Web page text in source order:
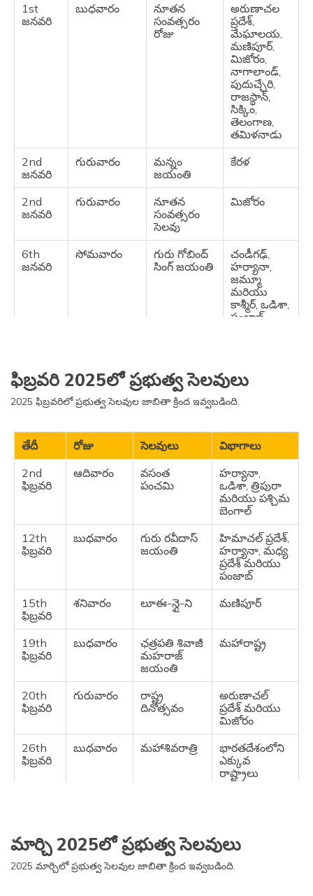
1st
జనవరి
బుధవారం
నూతన
సంవత్సరం
రోజు
అరుణాచల
ప్రదేశ్,
మేఘాలయ,
మణిపూర్,
మిజోరం,
నాగాలాండ్,
పుదుచ్చేరి,
రాజస్థాన్,
సిక్కిం,
తెలంగాణ,
తమిళనాడు
2nd
జనవరి
గురువారం
మన్నం
జయంతి
కేరళ
2nd
జనవరి
గురువారం
నూతన
సంవత్సరం
సెలవు
మిజోరం
6th
జనవరి
సోమవారం
గురు గోబింద్
సింగ్ జయంతి
చండీగఢ్,
హర్యానా,
జమ్మూ
మరియు
కాశ్మీర్, ఒడిశా,
పంజాబ్,
జనవరి
12th
జనవరి
ఆదివారం
స్వామి
వివేకానంద
పశ్చిమ
బెంగాల్
12th
జనవరి
ఆదివారం గాన్-న్గాయి మణిపూర్
14th
పొంగల్
ఆంధ్రప్రదేశ్,
అరుణాచల
ప్రదేశ్,
పుదుచ్చేరి,
తమిళనాడు
అస్సాం
14th
జనవరి
మంగళవారం
మకర
గుజరాత్,
తెలంగాణ
14th
హజ్రత్ అలీ
జయంతి
15th
జనవరి
బుధవారం
తిరువల్లువర్
దినం
తమిళనాడు
16th
జనవరి
గురువారం
కనుమ
పండుగ
ఆంధ్రప్రదేశ్
పుదుచ్చేరి,
జయంతి
పశ్చిమ
ఫిబ్రవరి 2025లో ప్రభుత్వ సెలవులు
2025 ఫిబ్రవరిలో ప్రభుత్వ సెలవుల జాబితా క్రింద ఇవ్వబడింది.
తేదీ రోజు సెలవులు
విభాగాలు
2nd
ఫిబ్రవరి
ఆదివారం
వసంత
పంచమి
హర్యానా,
ఒడిశా, త్రిపురా
మరియు పశ్చిమ
బెంగాల్
12th
ఫిబ్రవరి
బుధవారం
గురు రవీదాస్
జయంతి
హిమాచల్ ప్రదేశ్,
హర్యానా, మధ్య
ప్రదేశ్ మరియు
పంజాబ్
15th
ఫిబ్రవరి
శనివారం లూఈ-న్గై-ని మణిపూర్
19th
ఫిబ్రవరి
బుధవారం
ఛత్రపతి శివాజీ
మహరాజ్
జయంతి
మహారాష్ట్ర
20th
ఫిబ్రవరి
గురువారం
రాష్ట్ర
దినోత్సవం
అరుణాచల్
ప్రదేశ్ మరియు
మిజోరం
26th
ఫిబ్రవరి
బుధవారం మహాశివరాత్రి
భారతదేశంలోని
ఎక్కువ
రాష్ట్రాలు
మార్చి 2025లో ప్రభుత్వ సెలవులు
2025 మార్చిలో ప్రభుత్వ సెలవుల జాబితా క్రింద ఇవ్వబడింది.